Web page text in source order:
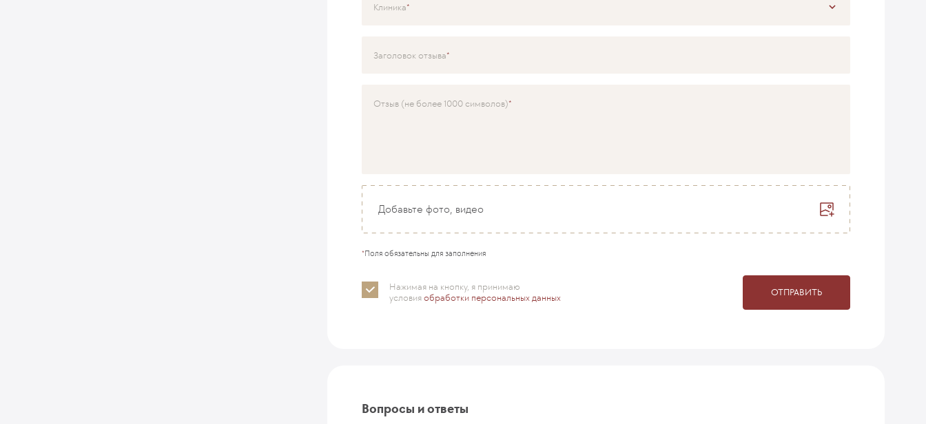
Клиника
Специализация
Заголовок отзыва
Отзыв (не более 1000 символов)
Добавьте фото, видео
*Поля обязательны для заполнения
Нажимая на кнопку, я принимаю
условияобработки персональных данных ОТПРАВИТЬ
Вопросы и ответы